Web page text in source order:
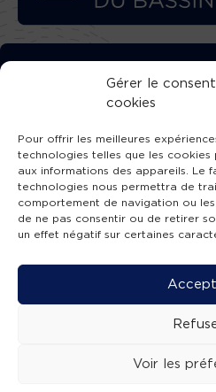
Gérer le
cookies
Pour offrir les meilleures
technologies telles que les
aux informations des appareils. Le
technologies nous permettra de
comportement de navigation ou les
de ne pas consentir ou de retirer
un effet négatif sur certaines
Voir les
TÉLÉCHARGEZ
SUIVEZ-
Mentions légales -